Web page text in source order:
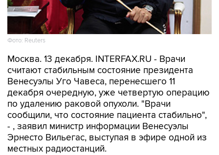
Фото: Reuters
Москва. 13 декабря. INTERFAX.RU - Врачи
считают стабильным состояние президента
Венесуэлы Уго Чавеса, перенесшего 11
декабря очередную, уже четвертую операцию
по удалению раковой опухоли. "Врачи
сообщили, что состояние пациента стабильно",
- , заявил министр информации Венесуэлы
Эрнесто Вильегас, выступая в эфире одной из
местных радиостанций.